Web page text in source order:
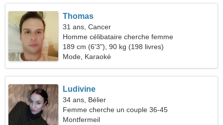
Thomas
31 ans, Cancer
Homme célibataire cherche femme
189 cm (6'3"), 90 kg (198 livres)
Mode, Karaoké
Ludivine
34 ans, Bélier
Femme cherche un couple 36-45
Montfermeil